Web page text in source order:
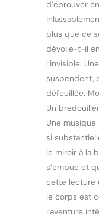
d’éprouver
plus que ce
dévoile-t-il
l’invisible.
suspendent,
défeuillée.
Un
Une
si
le miroir à la
s’embue et
cette lecture
le corps est
l’aventure